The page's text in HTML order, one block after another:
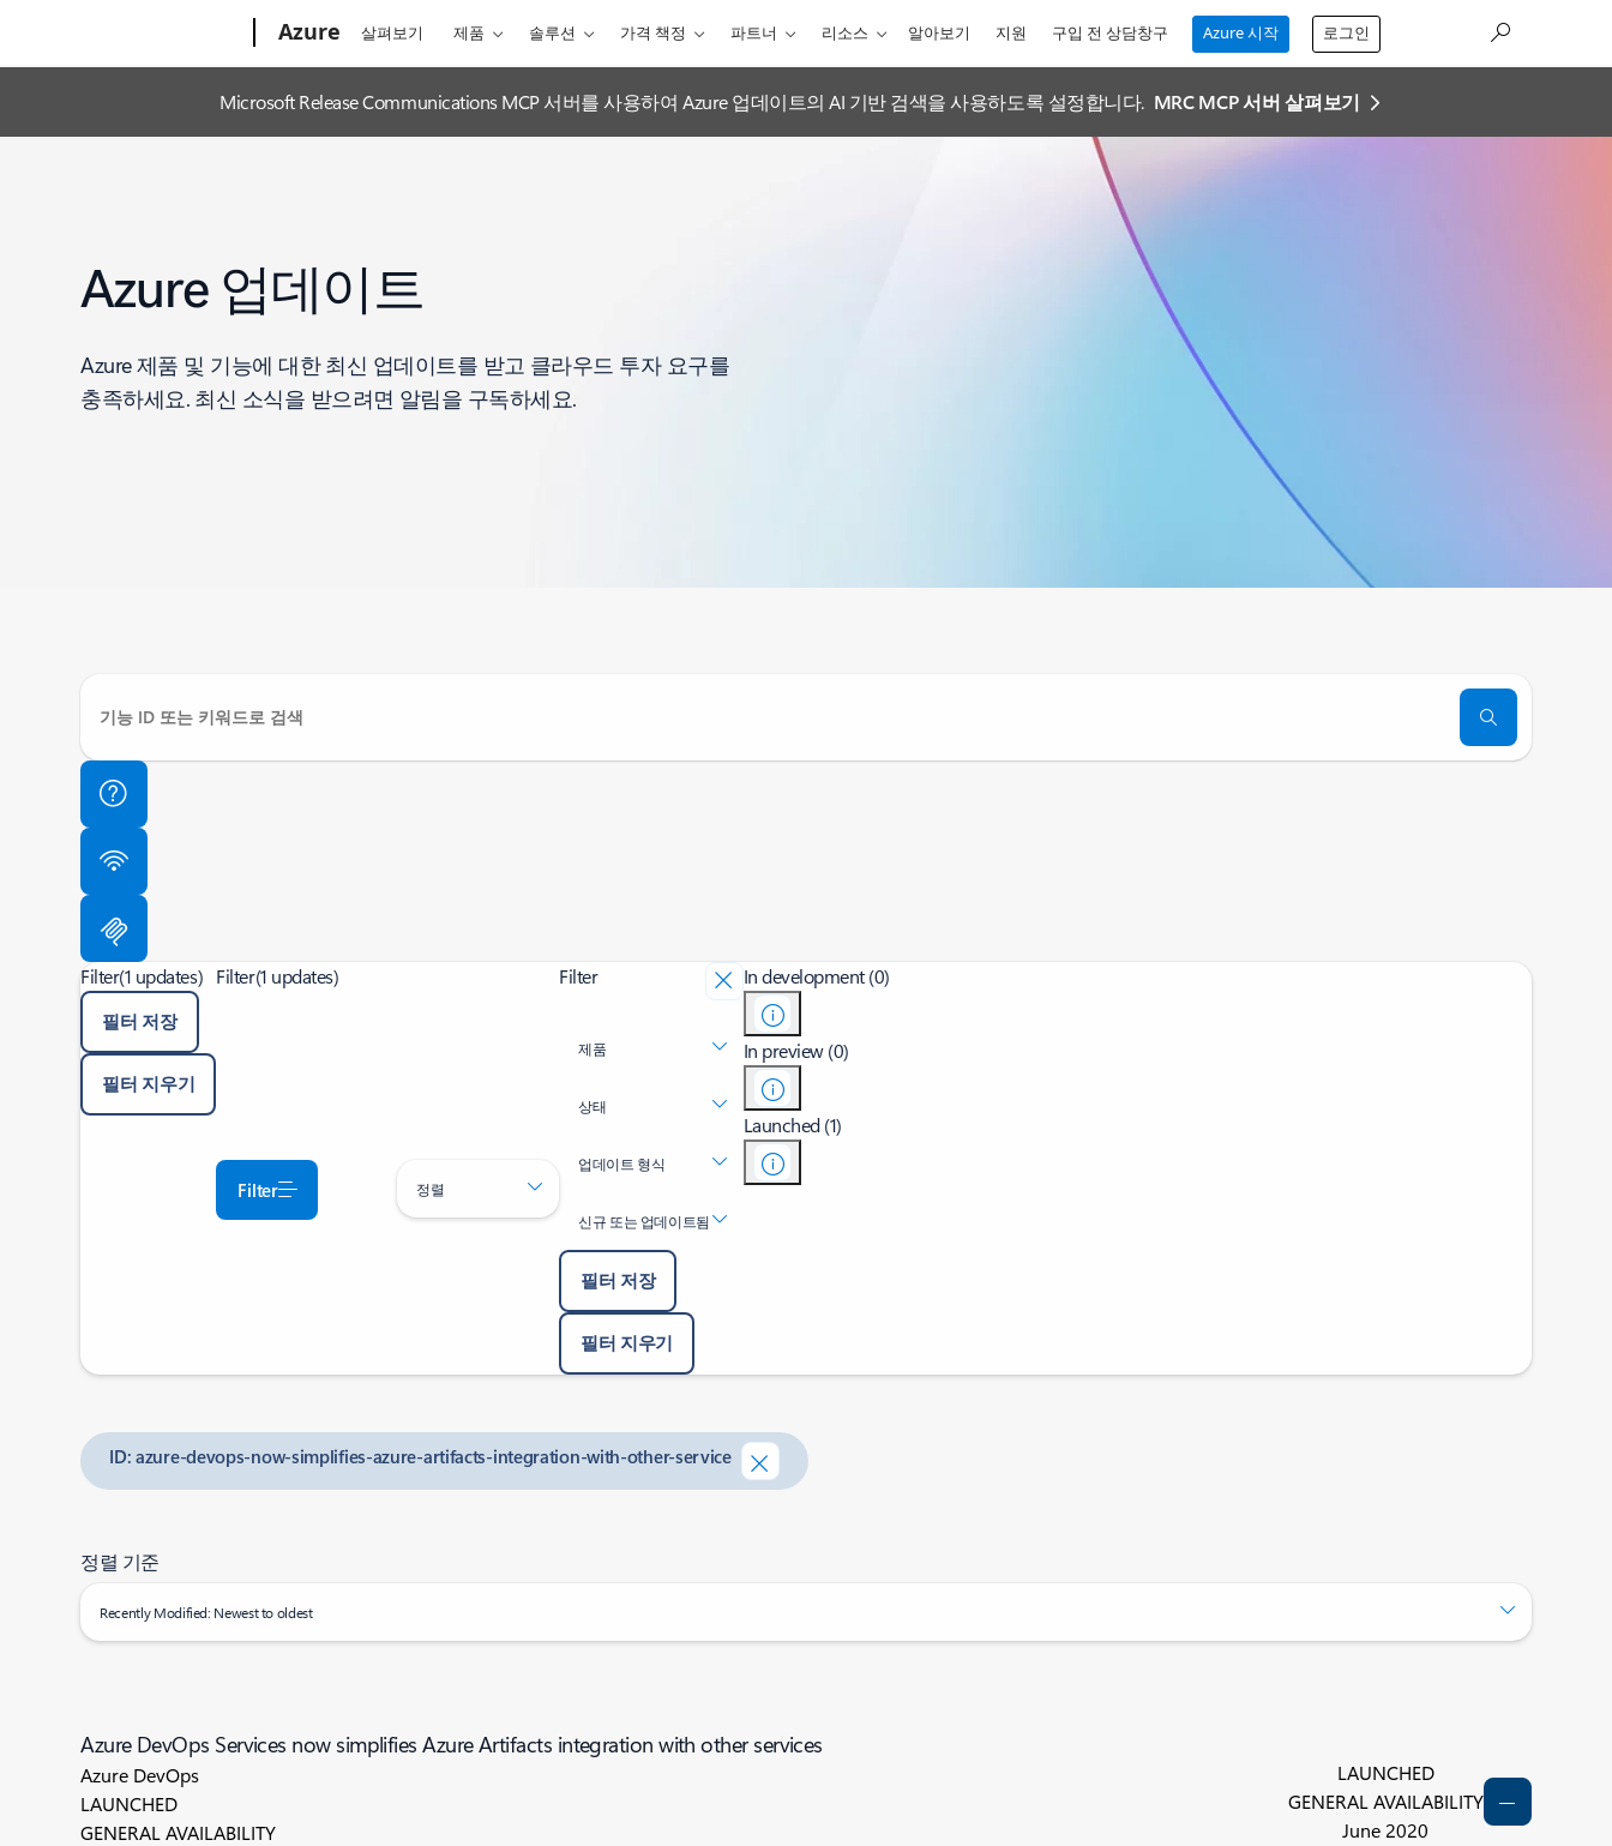
Azure 살펴보기 제품 솔루션 가격 책정 파트너 리소스 알아보기 지원 구입 전 상담창구 Azure 시작 로그인
Microsoft Release Communications MCP 서버를 사용하여 Azure 업데이트의 AI 기반 검색을 사용하도록 설정합니다. MRC MCP 서버 살펴보기
Azure 업데이트
Azure 제품 및 기능에 대한 최신 업데이트를 받고 클라우드 투자 요구를
충족하세요. 최신 소식을 받으려면 알림을 구독하세요.
Filter(1 updates)
필터 저장
필터 지우기
Filter(1 updates)
Filter 정렬
Filter
제품
상태
업데이트 형식
신규 또는 업데이트됨
필터 저장
필터 지우기
In development (0)
In preview (0)
Launched (1)
ID: azure-devops-now-simplifies-azure-artifacts-integration-with-other-service
정렬 기준
Recently Modified: Newest to oldest
Azure DevOps Services now simplifies Azure Artifacts integration with other services
Azure DevOps
LAUNCHED
GENERAL AVAILABILITY
LAUNCHED
GENERAL AVAILABILITY
June 2020